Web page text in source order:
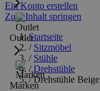
Outlet
Marken
Ein Konto erstellen
Zum Inhalt springen
Startseite
/ Sitzmöbel
/ Stühle
/ Drehstühle
/ Drehstühle Beige